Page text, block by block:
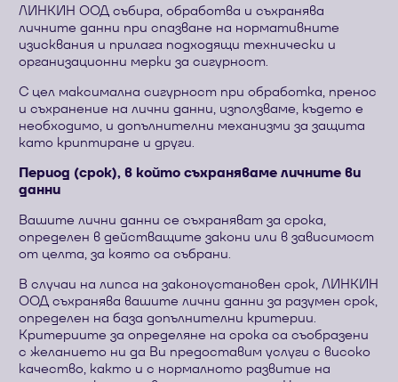
ЛИНКИН ООД събира, обработва и съхранява
личните данни при спазване на нормативните
изисквания и прилага подходящи технически и
организационни мерки за сигурност.
С цел максимална сигурност при обработка, пренос
и съхранение на лични данни, използваме, където е
необходимо, и допълнителни механизми за защита
като криптиране и други.
Период (срок), в който съхраняваме личните ви
данни
Вашите лични данни се съхраняват за срока,
определен в действащите закони или в зависимост
от целта, за която са събрани.
В случаи на липса на законоустановен срок, ЛИНКИН
ООД съхранява вашите лични данни за разумен срок,
определен на база допълнителни критерии.
Критериите за определяне на срока са съобразени
с желанието ни да Ви предоставим услуги с високо
качество, както и с нормалното развитие на